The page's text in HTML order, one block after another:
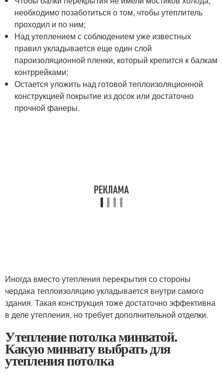
необходимо позаботиться о том, чтобы утеплитель
проходил и по ним;
Над утеплением с соблюдением уже известных
правил укладывается еще один слой
пароизоляционной пленки, который крепится к балкам
контррейками;
Остается уложить над готовой теплоизоляционной
конструкцией покрытие из досок или достаточно
прочной фанеры.
Иногда вместо утепления перекрытия со стороны
чердака теплоизоляцию укладывается внутри самого
здания. Такая конструкция тоже достаточно эффективна
в деле утепления, но требует дополнительной отделки.
Утепление потолка минватой.
Какую минвату выбрать для
утепления потолка